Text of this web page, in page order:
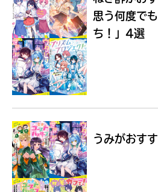
思う何度で
ち！」4選
うみがおす